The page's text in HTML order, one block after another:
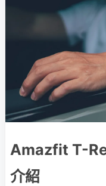
Amazfit T-
介紹